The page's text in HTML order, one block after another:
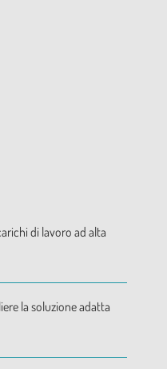
di lavoro ad alta
la soluzione adatta